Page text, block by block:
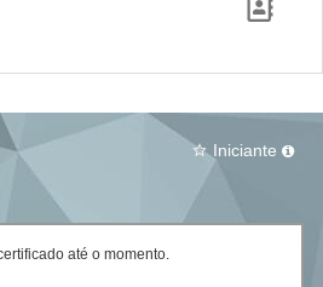
star_border Iniciante
até o momento.